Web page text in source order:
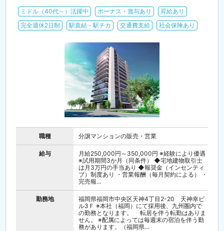
ミドル（40代～）活躍中 ボーナス・賞与あり
昇給あり
完全週休2日制
駅直結・駅チカ 交通費支給 社会保険あり
職種 分譲マンションの販売・営業
給与
月給250,000円～350,000円 ※経験により優遇
※試用期間3か月（同条件） ◆宅地建物取引士
は月3万円の手当あり ◆報奨金（インセンティ
ブ）制度あり ・営業報酬（毎月契約による） ・
完売報...
勤務地
福岡県福岡市中央区天神4丁目2-20 天神幸ビ
ル3Ｆ ※本社（福岡）にて採用後、九州圏内で
の勤務となります。 転居を伴う転勤はありま
せん。 ※配属によっては毎週末の宿泊を伴う勤
務があります。（福岡県...